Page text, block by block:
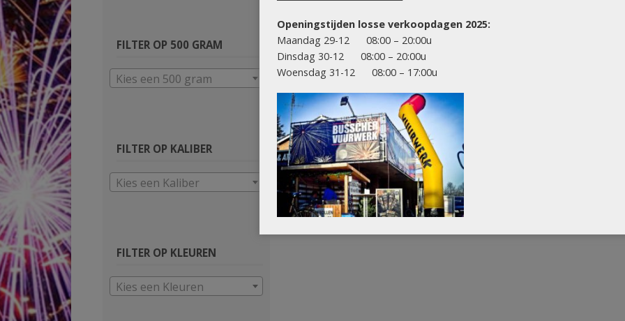
FILTER OP 500 GRAM
Kies een 500 gram
FILTER OP KALIBER
Kies een Kaliber
FILTER OP KLEUREN
Kies een Kleuren
Openingstijden losse verkoopdagen 2025:
Maandag 29-12 08:00 – 20:00u
Dinsdag 30-12 08:00 – 20:00u
Woensdag 31-12 08:00 – 17:00u